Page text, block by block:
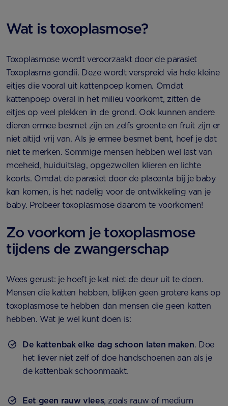
Wat is toxoplasmose?
Toxoplasmose wordt veroorzaakt door de parasiet
Toxoplasma gondii. Deze wordt verspreid via hele kleine
eitjes die vooral uit kattenpoep komen. Omdat
kattenpoep overal in het milieu voorkomt, zitten de
eitjes op veel plekken in de grond. Ook kunnen andere
dieren ermee besmet zijn en zelfs groente en fruit zijn er
niet altijd vrij van. Als je ermee besmet bent, hoef je dat
niet te merken. Sommige mensen hebben wel last van
moeheid, huiduitslag, opgezwollen klieren en lichte
koorts. Omdat de parasiet door de placenta bij je baby
kan komen, is het nadelig voor de ontwikkeling van je
baby. Probeer toxoplasmose daarom te voorkomen!
Zo voorkom je toxoplasmose
tijdens de zwangerschap
Wees gerust: je hoeft je kat niet de deur uit te doen.
Mensen die katten hebben, blijken geen grotere kans op
toxoplasmose te hebben dan mensen die geen katten
hebben. Wat je wel kunt doen is:
De kattenbak elke dag schoon laten maken. Doe
het liever niet zelf of doe handschoenen aan als je
de kattenbak schoonmaakt.
Eet geen rauw vlees, zoals rauw of medium